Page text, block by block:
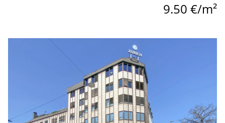
9.50 €/m²
link to page Günstig - praktisch - hell - bestens